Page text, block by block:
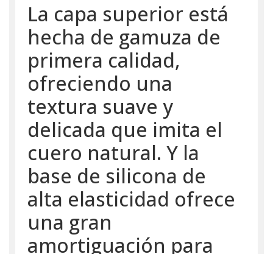
La capa superior está
hecha de gamuza de
primera calidad,
ofreciendo una
textura suave y
delicada que imita el
cuero natural. Y la
base de silicona de
alta elasticidad ofrece
una gran
amortiguación para